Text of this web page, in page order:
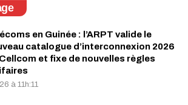
en Guinée : l’ARPT valide le
catalogue d’interconnexion 2026
et fixe de nouvelles règles
à 11h:11